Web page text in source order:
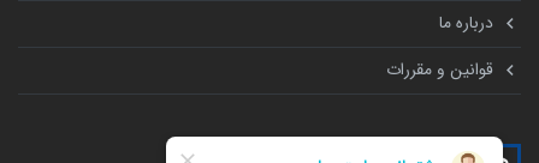
درباره ما
قوانین و مقررات